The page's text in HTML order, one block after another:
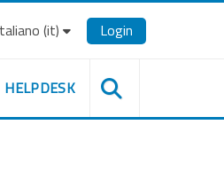
‎(it)‎ Login
HELPDESK